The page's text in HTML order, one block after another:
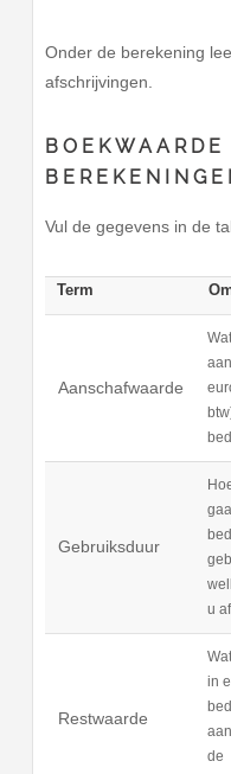
Onder de berekening
afschrijvingen.
Vul de gegevens in de
Term
Aanschafwaarde
Gebruiksduur
u
Restwaarde
in
de